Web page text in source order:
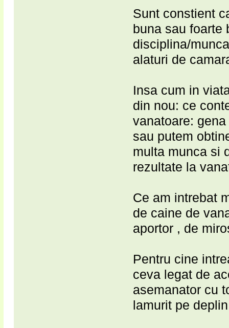
Sunt constient
buna sau foarte
disciplina/
alaturi de
Insa cum in
din nou: ce
vanatoare:
sau putem
multa munca si
rezultate la
Ce am intrebat
de caine de
aportor , de
Pentru cine
ceva legat de
asemanator cu
lamurit pe